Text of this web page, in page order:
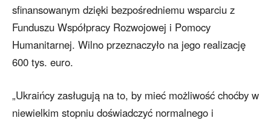
sfinansowanym dzięki bezpośredniemu wsparciu z
Funduszu Współpracy Rozwojowej i Pomocy
Humanitarnej. Wilno przeznaczyło na jego realizację
600 tys. euro.
„Ukraińcy zasługują na to, by mieć możliwość choćby w
niewielkim stopniu doświadczyć normalnego i